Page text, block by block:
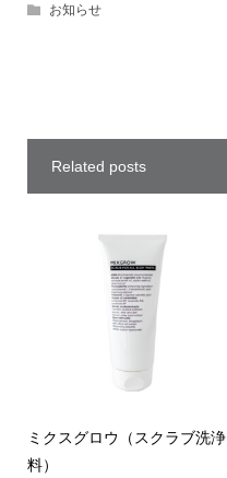
お知らせ
Related posts
ミクスグロウ（スクラブ洗浄
料）